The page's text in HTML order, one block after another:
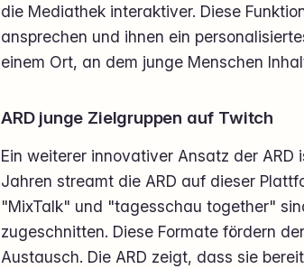
die Mediathek interaktiver. Diese
ansprechen und ihnen ein
einem Ort, an dem junge Menschen
ARD junge Zielgruppen auf Twitch
Ein weiterer innovativer Ansatz der
Jahren streamt die ARD auf dieser
"MixTalk" und "tagesschau together"
zugeschnitten. Diese Formate fördern
Austausch. Die ARD zeigt, dass sie